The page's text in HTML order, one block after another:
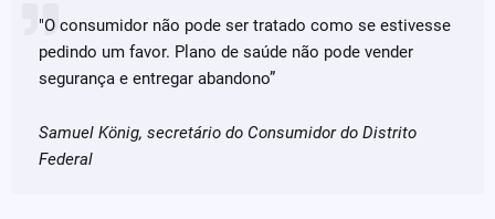
"O consumidor não pode ser tratado como se estivesse
pedindo um favor. Plano de saúde não pode vender
segurança e entregar abandono”
Samuel König, secretário do Consumidor do Distrito
Federal